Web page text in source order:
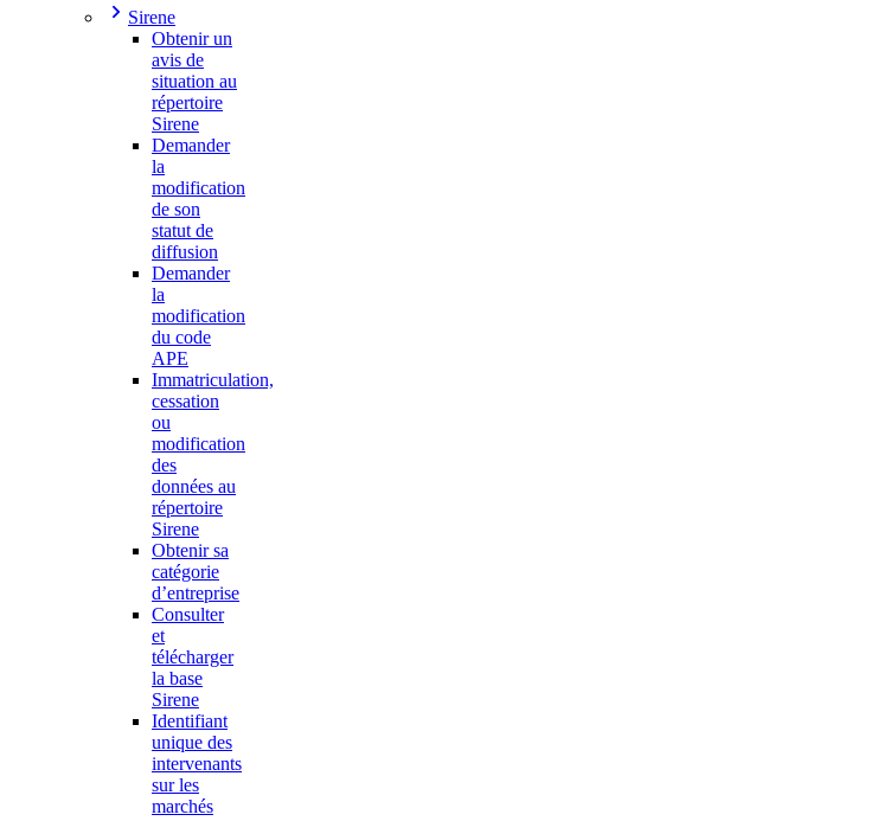
Sirene
Obtenir un
avis de
situation au
répertoire
Sirene
Demander
la
modification
de son
statut de
diffusion
Demander
la
modification
du code
APE
Immatriculation,
cessation
ou
modification
des
données au
répertoire
Sirene
Obtenir sa
catégorie
d’entreprise
Consulter
et
télécharger
la base
Sirene
Identifiant
unique des
intervenants
sur les
marchés